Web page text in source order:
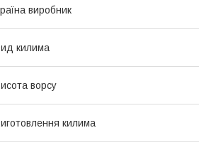
виробник
килима
ворсу
килима